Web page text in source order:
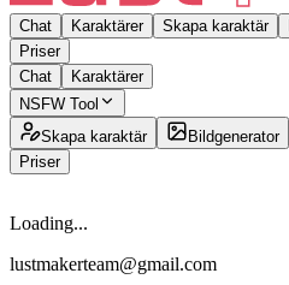
Chat Karaktärer Skapa karaktär
Priser
Chat
Karaktärer
NSFW Tool
Skapa karaktär
Bildgenerator
Priser
Loading...
lustmakerteam@gmail.com